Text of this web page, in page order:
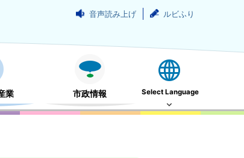
音声読み上げ ルビふり
業 市政情報 Select Language